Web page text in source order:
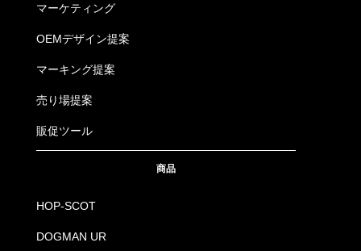
マーケティング
OEMデザイン提案
マーキング提案
売り場提案
販促ツール
商品
HOP-SCOT
DOGMAN UR